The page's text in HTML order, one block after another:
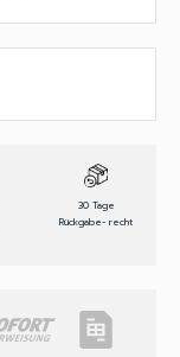
30 Tage
Rückgabe- recht